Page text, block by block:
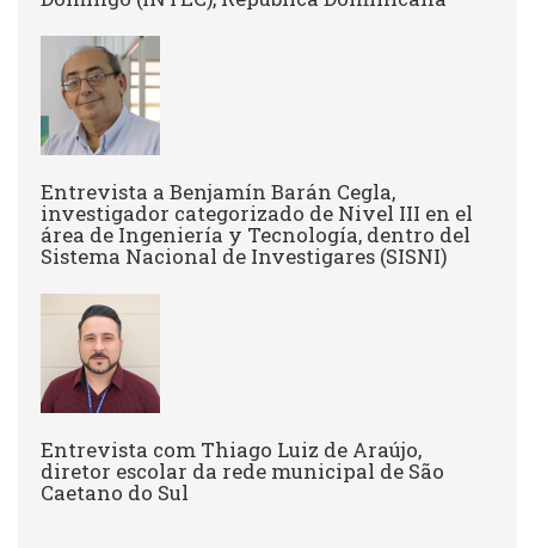
Entrevista a Benjamín Barán Cegla,
investigador categorizado de Nivel III en el
área de Ingeniería y Tecnología, dentro del
Sistema Nacional de Investigares (SISNI)
Entrevista com Thiago Luiz de Araújo,
diretor escolar da rede municipal de São
Caetano do Sul